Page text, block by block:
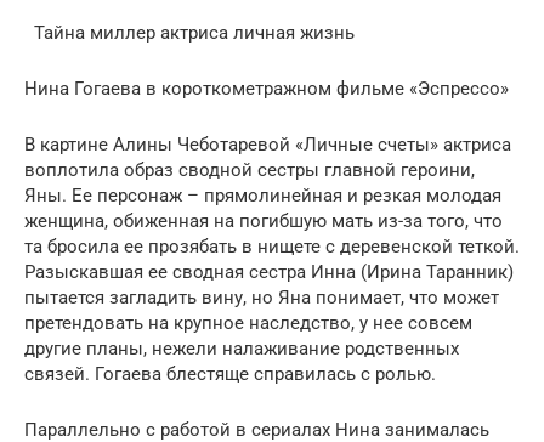
Тайна миллер актриса личная жизнь
Нина Гогаева в короткометражном фильме «Эспрессо»
В картине Алины Чеботаревой «Личные счеты» актриса
воплотила образ сводной сестры главной героини,
Яны. Ее персонаж – прямолинейная и резкая молодая
женщина, обиженная на погибшую мать из-за того, что
та бросила ее прозябать в нищете с деревенской теткой.
Разыскавшая ее сводная сестра Инна (Ирина Таранник)
пытается загладить вину, но Яна понимает, что может
претендовать на крупное наследство, у нее совсем
другие планы, нежели налаживание родственных
связей. Гогаева блестяще справилась с ролью.
Параллельно с работой в сериалах Нина занималась